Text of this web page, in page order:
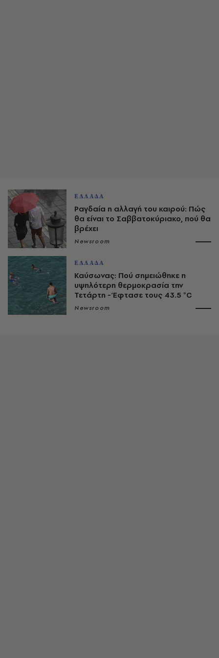
ΕΛΛΑΔΑ
Ραγδαία η αλλαγή του καιρού: Πώς
θα είναι το Σαββατοκύριακο, πού θα
βρέχει
Newsroom
ΕΛΛΑΔΑ
Καύσωνας: Πού σημειώθηκε η
υψηλότερη θερμοκρασία την
Τετάρτη - Έφτασε τους 43.5 °C
Newsroom